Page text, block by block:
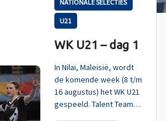
NATIONALE SELECTIES
U21
WK U21 – dag 1
In Nilai, Maleisië, wordt
de komende week (8 t/m
16 augustus) het WK U21
gespeeld. Talent TeamNL